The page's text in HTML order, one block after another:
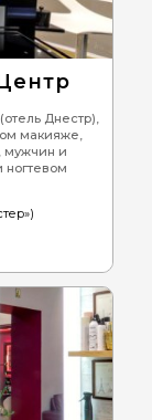
прекрасна. Если у вас
зеркалом, то не
Днестр),
макияже,
мужчин и
ногтевом